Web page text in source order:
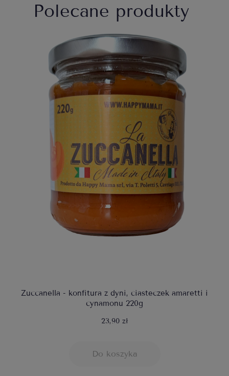
Polecane produkty
Zuccanella - konfitura z dyni, ciasteczek amaretti i
cynamonu 220g
23,90 zł
Do koszyka